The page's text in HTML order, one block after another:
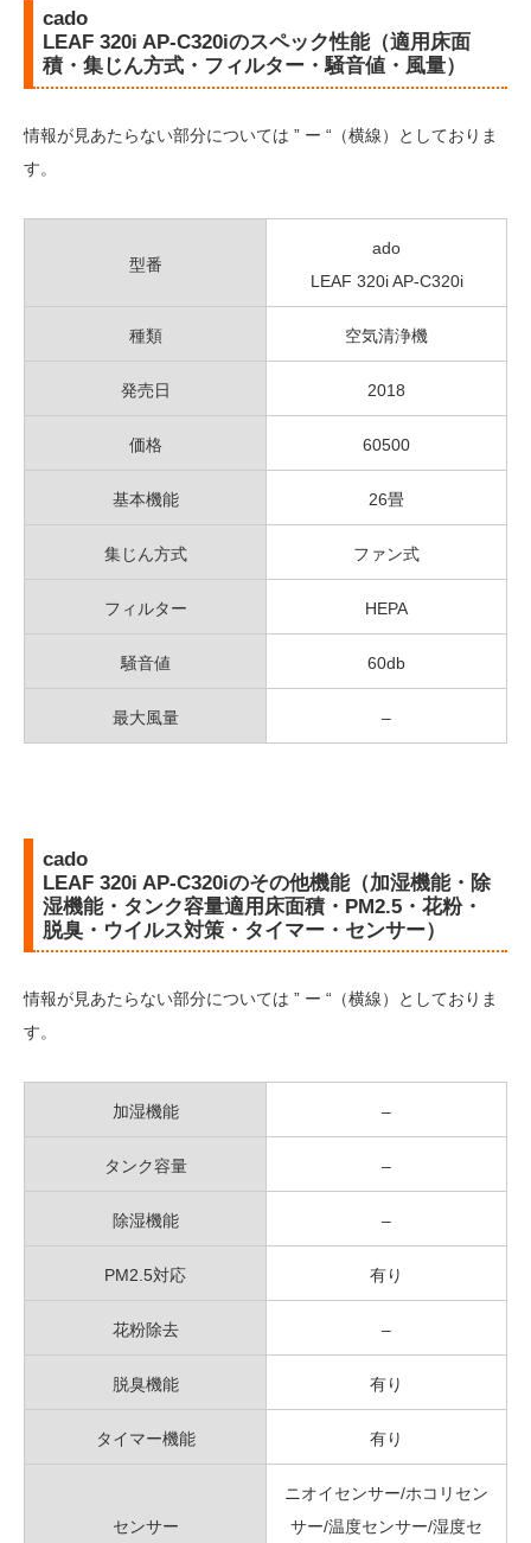
cado
LEAF 320i AP-C320iのスペック性能（適用床面
積・集じん方式・フィルター・騒音値・風量）
情報が見あたらない部分については ” ー “（横線）としておりま
す。
型番
ado
LEAF 320i AP-C320i
種類 空気清浄機
発売日 2018
価格 60500
基本機能 26畳
集じん方式 ファン式
フィルター HEPA
騒音値 60db
最大風量 –
cado
LEAF 320i AP-C320iのその他機能（加湿機能・除
湿機能・タンク容量適用床面積・PM2.5・花粉・
脱臭・ウイルス対策・タイマー・センサー）
情報が見あたらない部分については ” ー “（横線）としておりま
す。
加湿機能 –
タンク容量 –
除湿機能 –
PM2.5対応 有り
花粉除去 –
脱臭機能 有り
タイマー機能 有り
センサー
ニオイセンサー/ホコリセン
サー/温度センサー/湿度セ